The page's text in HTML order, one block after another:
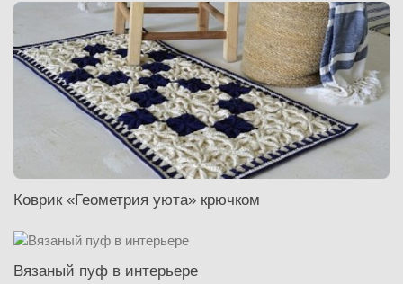
Коврик «Геометрия уюта» крючком
Вязаный пуф в интерьере